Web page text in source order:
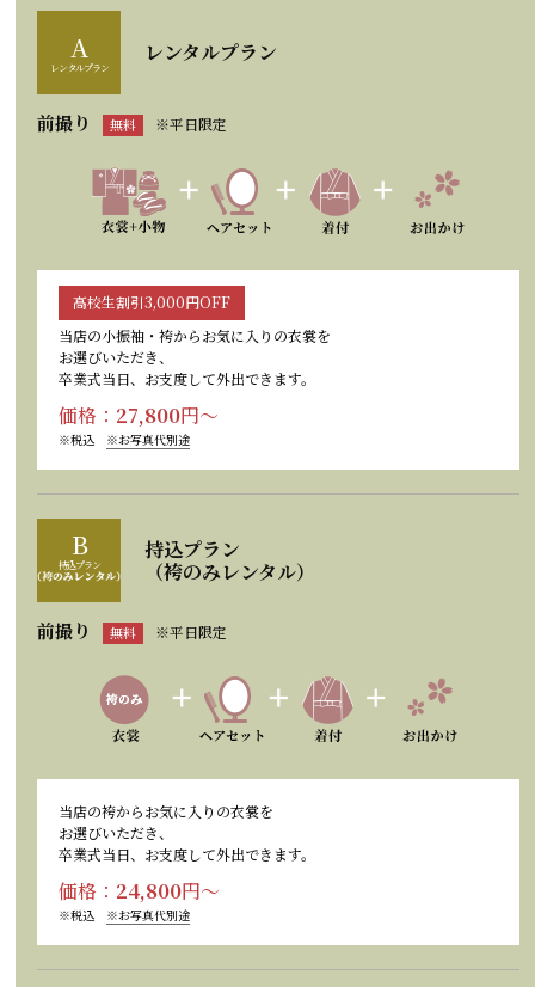
A
レンタルプラン
レンタルプラン
前撮り 無料 ※平日限定
高校生割引3,000円OFF
当店の小振袖・袴からお気に入りの衣裳を
お選びいただき、
卒業式当日、お支度して外出できます。
価格： 27,800円〜
※税込 ※お写真代別途
B
持込プラン
持込プラン
（袴のみレンタル）
前撮り 無料 ※平日限定
当店の袴からお気に入りの衣裳を
お選びいただき、
卒業式当日、お支度して外出できます。
価格： 24,800円〜
※税込 ※お写真代別途